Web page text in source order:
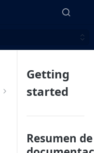
Getting
started
Resumen de